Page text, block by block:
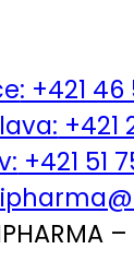
: +421 46
+421
+421 51